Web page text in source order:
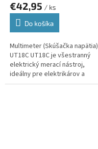
€42,95 / ks
Do košíka
Multimeter (Skúšačka napätia)
UT18C UT18C je všestranný
elektrický merací nástroj,
ideálny pre elektrikárov a
technikov, ktorí potrebujú